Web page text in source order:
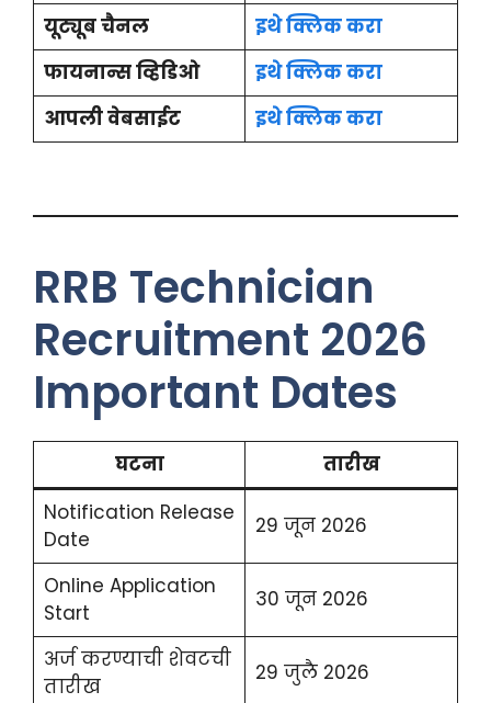
यूट्यूब चैनल
इथे क्लिक करा
फायनान्स व्हिडिओ
इथे क्लिक करा
आपली वेबसाईट
इथे क्लिक करा
RRB Technician
Recruitment 2026
Important Dates
घटना
तारीख
Notification Release
Date
29 जून 2026
Online Application
Start
30 जून 2026
अर्ज करण्याची शेवटची
तारीख
29 जुलै 2026